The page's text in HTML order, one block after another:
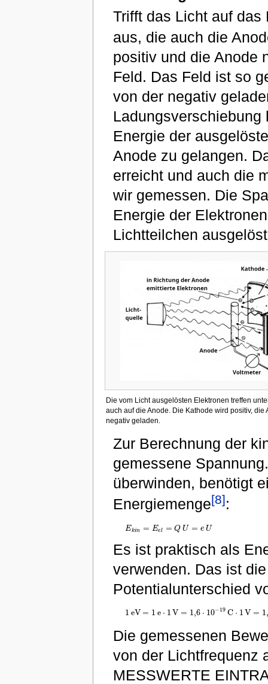
Trifft das Licht auf das
aus, die auch die
positiv und die Anode
Feld. Das Feld ist so
von der negativ
Energie der
Anode zu gelangen.
erreicht und auch die
wir gemessen. Die
Energie der
Lichtteilchen
Die vom Licht ausgelösten Elektronen treffen
auch auf die Anode. Die Kathode wird positiv, die
negativ geladen.
Zur Berechnung der
gemessene
überwinden, benötigt
Energiemenge[8]:
Ekin = Eel = Q U = e U
Ek in=E el= QU =e U
Es ist praktisch als
verwenden. Das ist
Potentialunterschied
1 eV = 1 e ⋅ 1V = 1,6 ⋅ 10−19 C ⋅ 1 V = 1
1e V 1e ⋅1V= 1 ,6⋅10−19C⋅ 1V= ,6⋅ 10
Die gemessenen
von der Lichtfrequenz
MESSWERTE